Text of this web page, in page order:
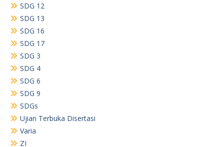
SDG 12
SDG 13
SDG 16
SDG 17
SDG 3
SDG 4
SDG 6
SDG 9
SDGs
Ujian Terbuka Disertasi
Varia
ZI